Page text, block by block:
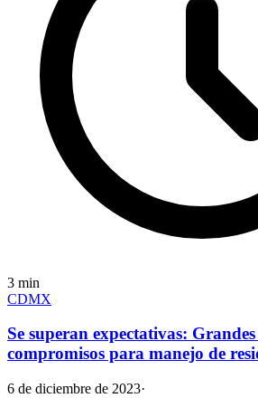
3 min
CDMX
Se superan expectativas:
compromisos para manejo de
6 de diciembre de 2023·